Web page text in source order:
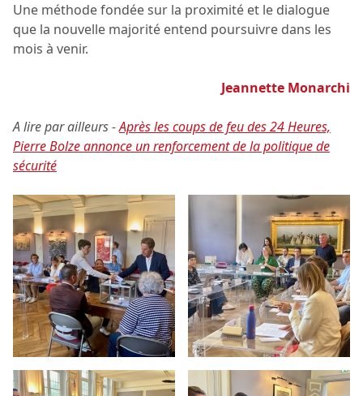
Une méthode fondée sur la proximité et le dialogue
que la nouvelle majorité entend poursuivre dans les
mois à venir.
Jeannette Monarchi
A lire par ailleurs -Après les coups de feu des 24 Heures,
Pierre Bolze annonce un renforcement de la politique de
sécurité